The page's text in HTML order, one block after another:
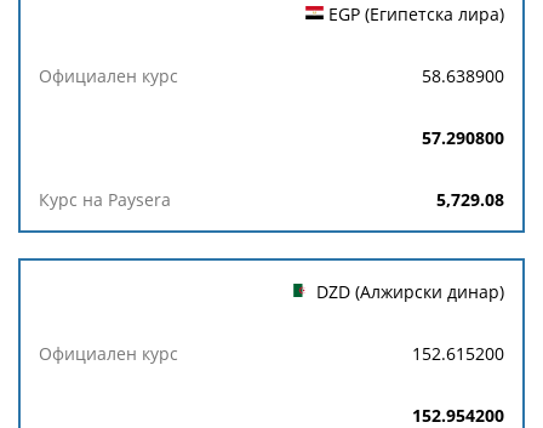
EGP (Египетска лира)
58.638900
57.290800
5,729.08
DZD (Алжирски динар)
152.615200
152.954200